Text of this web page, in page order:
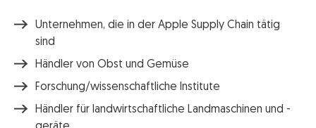
Unternehmen, die in der Apple Supply Chain tätig
sind
Händler von Obst und Gemüse
Forschung/wissenschaftliche Institute
Händler für landwirtschaftliche Landmaschinen und -